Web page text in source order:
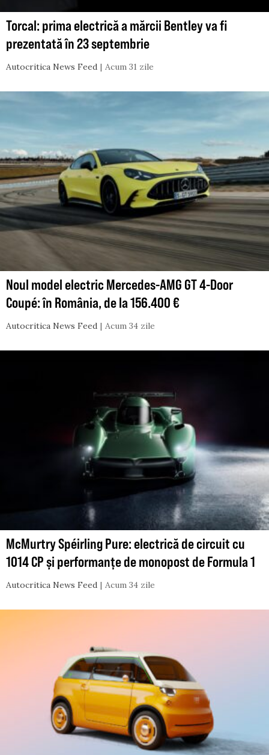
Torcal: prima electrică a mărcii Bentley va fi
prezentată în 23 septembrie
Autocritica News Feed Acum 31 zile
Noul model electric Mercedes-AMG GT 4-Door
Coupé: în România, de la 156.400 €
Autocritica News Feed Acum 34 zile
McMurtry Spéirling Pure: electrică de circuit cu
1014 CP și performanțe de monopost de Formula 1
Autocritica News Feed Acum 34 zile